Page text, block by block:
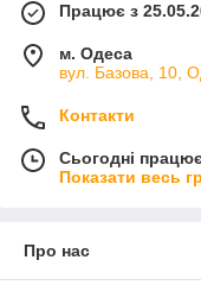
Працює з
м. Одеса
вул. Базова, 10,
Контакти
Сьогодні
Показати весь
Про нас